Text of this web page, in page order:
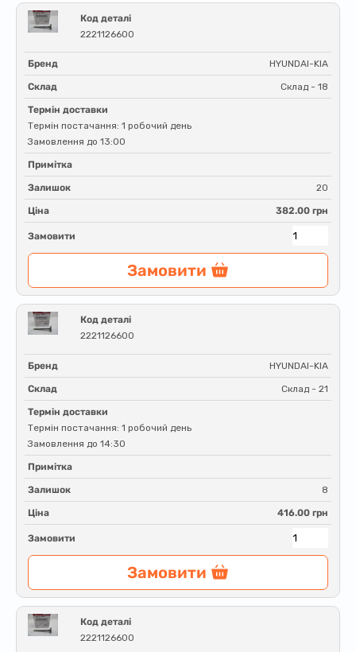
Код деталі
2221126600
Бренд HYUNDAI-KIA
Склад Склад - 18
Термін доставки
Термін постачання: 1 робочий день
Замовлення до 13:00
Примітка
Залишок 20
Ціна 382.00 грн
Замовити
Замовити
Код деталі
2221126600
Бренд HYUNDAI-KIA
Склад Склад - 21
Термін доставки
Термін постачання: 1 робочий день
Замовлення до 14:30
Примітка
Залишок 8
Ціна 416.00 грн
Замовити
Замовити
Код деталі
2221126600